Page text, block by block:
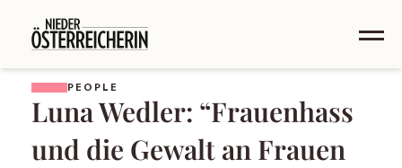
PEOPLE
Luna Wedler: “Frauenhass
und die Gewalt an Frauen